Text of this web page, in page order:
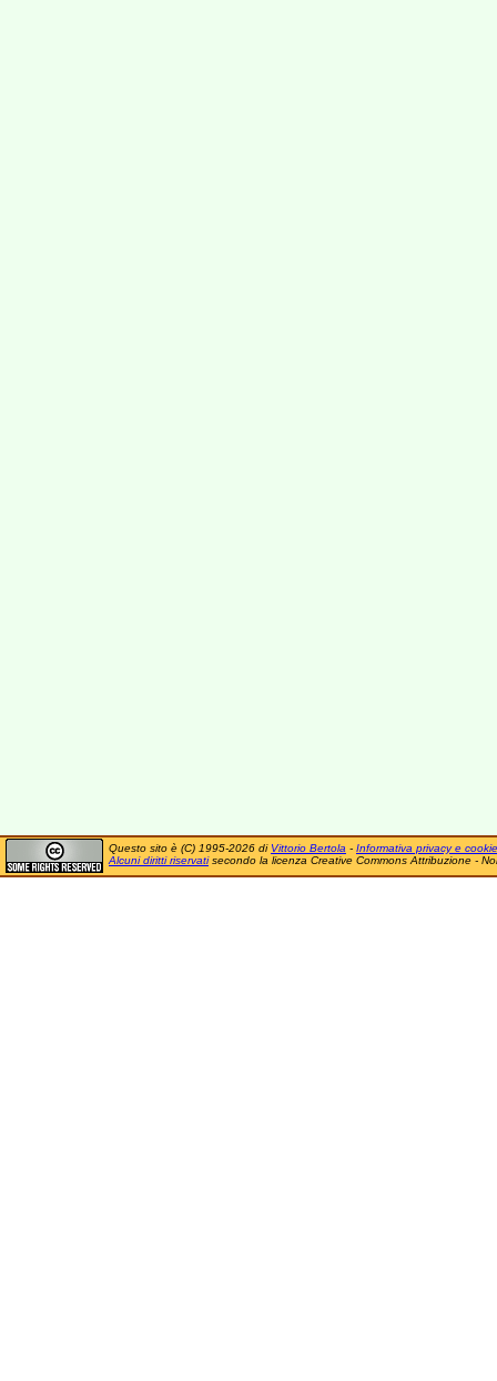
Questo sito è (C) 1995-2026 di Vittorio Bertola - Informativa privacy e cookie
Alcuni diritti riservatisecondo la licenza Creative Commons Attribuzione -